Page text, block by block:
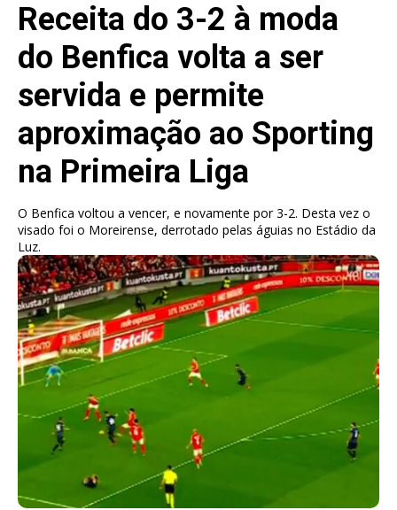
Receita do 3-2 à moda
do Benfica volta a ser
servida e permite
aproximação ao Sporting
na Primeira Liga
O Benfica voltou a vencer, e novamente por 3-2. Desta vez o
visado foi o Moreirense, derrotado pelas águias no Estádio da
Luz.